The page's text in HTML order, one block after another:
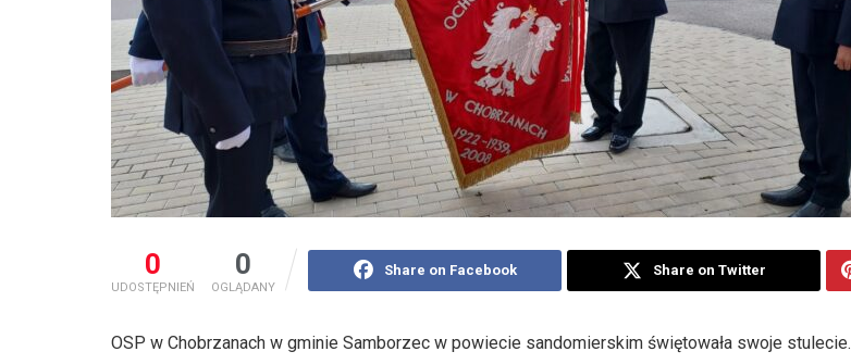
0
UDOSTĘPNIEŃ
0
OGLĄDANY
Share on Facebook Share on Twitter
OSP w Chobrzanach w gminie Samborzec w powiecie sandomierskim świętowała swoje stulecie.